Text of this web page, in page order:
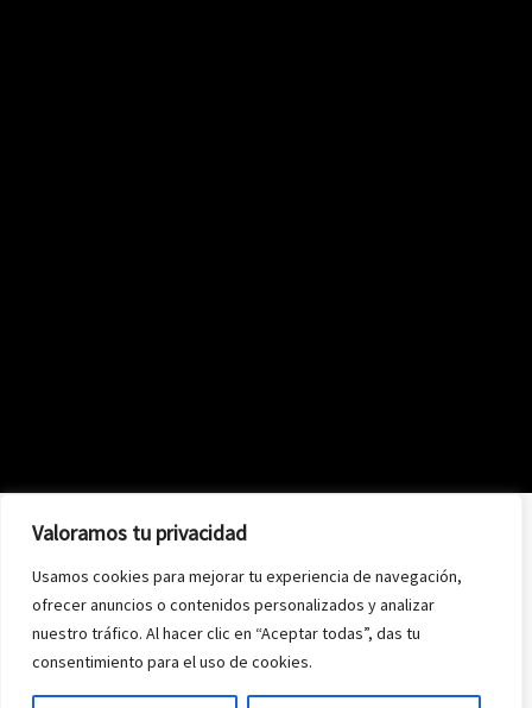
Valoramos tu privacidad
Usamos cookies para mejorar tu experiencia de navegación,
ofrecer anuncios o contenidos personalizados y analizar
nuestro tráfico. Al hacer clic en “Aceptar todas”, das tu
consentimiento para el uso de cookies.